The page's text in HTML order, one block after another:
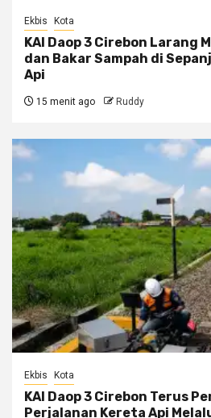
Ekbis Kota
KAI Daop 3 Cirebon Larang
dan Bakar Sampah di
Api
15 menit ago Ruddy
Ekbis Kota
KAI Daop 3 Cirebon Terus
Perjalanan Kereta Api